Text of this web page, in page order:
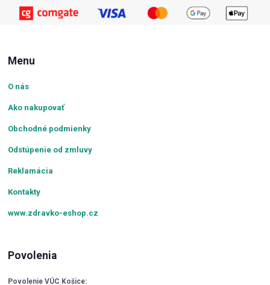
Menu
O nás
Ako nakupovať
Obchodné podmienky
Odstúpenie od zmluvy
Reklamácia
Kontakty
www.zdravko-eshop.cz
Povolenia
Povolenie VÚC Košice: